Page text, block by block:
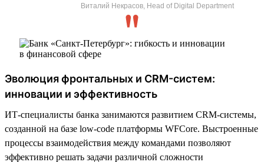
Виталий Некрасов, Head of Digital Department
Эволюция фронтальных и CRM-систем:
инновации и эффективность
ИТ-специалисты банка занимаются развитием CRM-системы,
созданной на базе low-code платформы WFСore. Выстроенные
процессы взаимодействия между командами позволяют
эффективно решать задачи различной сложности